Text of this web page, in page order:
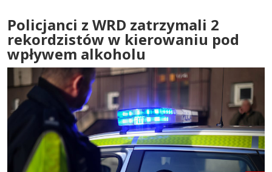
Policjanci z WRD zatrzymali 2
rekordzistów w kierowaniu pod
wpływem alkoholu